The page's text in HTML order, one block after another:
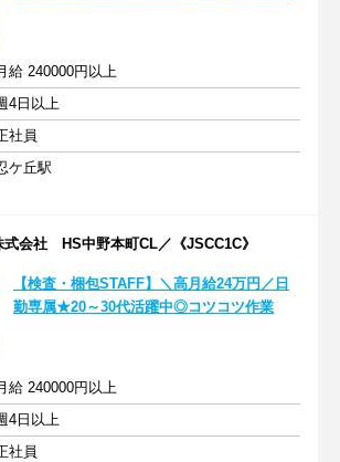
給 240000円以上
4日以上
社員
ケ丘駅
式会社 HS中野本町CL／《JSCC1C》
【検査・梱包STAFF】＼高月給24万円／日
勤専属★20～30代活躍中◎コツコツ作業
給 240000円以上
4日以上
社員